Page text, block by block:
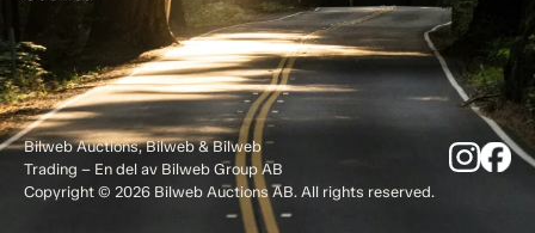
Bilweb Auctions, Bilweb & Bilweb
Trading – En del av Bilweb Group AB
Copyright © 2026 Bilweb Auctions AB. All rights reserved.